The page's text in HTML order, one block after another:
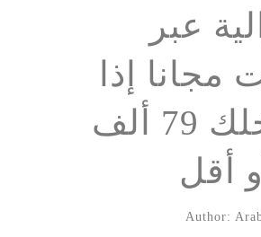
عبر
مجانا إذا
كان دخلك 79 ألف
أقل
Author: